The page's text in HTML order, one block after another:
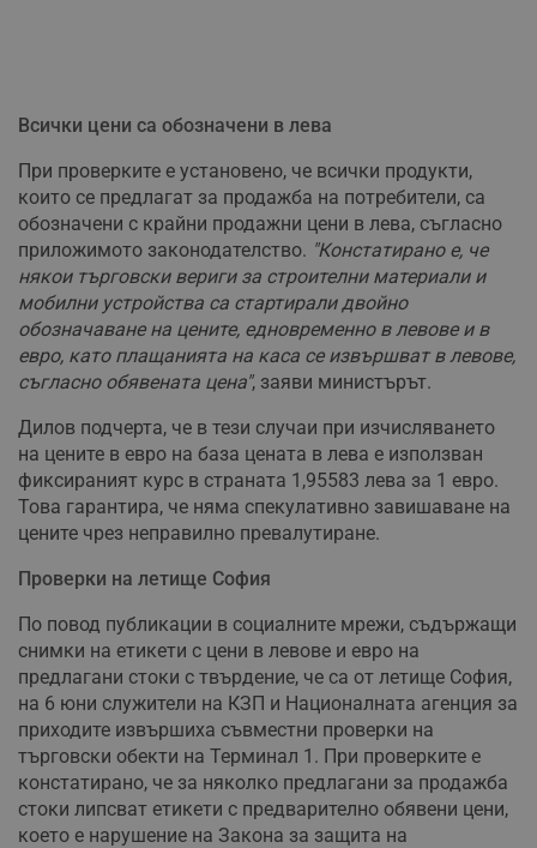
Всички цени са обозначени в лева
При проверките е установено, че всички продукти,
които се предлагат за продажба на потребители, са
обозначени с крайни продажни цени в лева, съгласно
приложимото законодателство. "Констатирано е, че
някои търговски вериги за строителни материали и
мобилни устройства са стартирали двойно
обозначаване на цените, едновременно в левове и в
евро, като плащанията на каса се извършват в левове,
съгласно обявената цена", заяви министърът.
Дилов подчерта, че в тези случаи при изчисляването
на цените в евро на база цената в лева е използван
фиксираният курс в страната 1,95583 лева за 1 евро.
Това гарантира, че няма спекулативно завишаване на
цените чрез неправилно превалутиране.
Проверки на летище София
По повод публикации в социалните мрежи, съдържащи
снимки на етикети с цени в левове и евро на
предлагани стоки с твърдение, че са от летище София,
на 6 юни служители на КЗП и Националната агенция за
приходите извършиха съвместни проверки на
търговски обекти на Терминал 1. При проверките е
констатирано, че за няколко предлагани за продажба
стоки липсват етикети с предварително обявени цени,
което е нарушение на Закона за защита на